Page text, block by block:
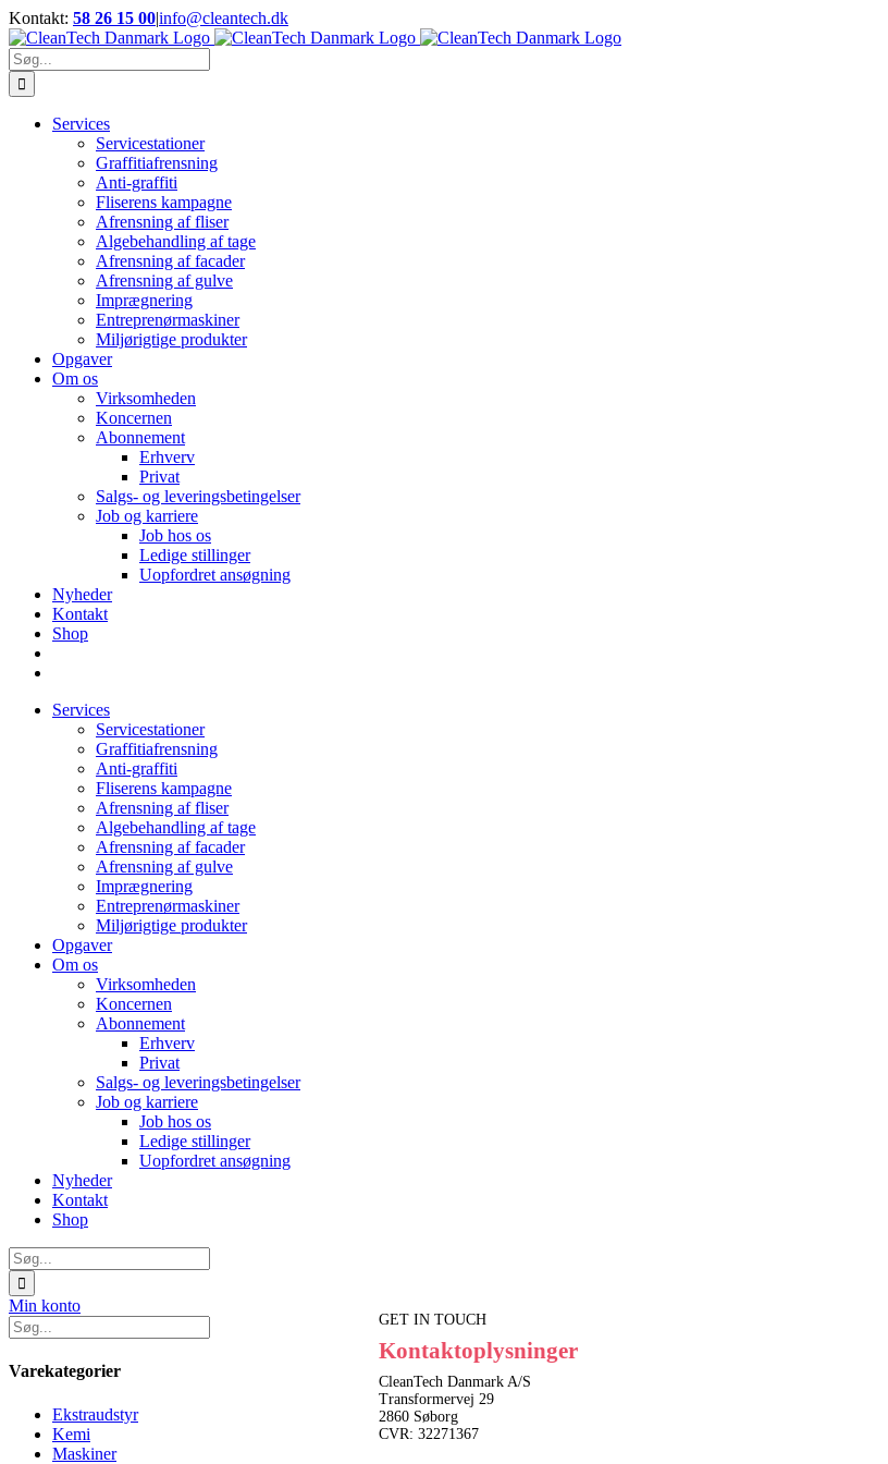
Skip
to
content
Kontakt: 58 26 15 00|info@cleantech.dk
Facebook
LinkedIn
YouTube
Søg
efter:
Services
Servicestationer
Graffitiafrensning
Anti-graffiti
Fliserens kampagne
Afrensning af fliser
Algebehandling af tage
Afrensning af facader
Afrensning af gulve
Imprægnering
Entreprenørmaskiner
Miljørigtige produkter
Opgaver
Om os
Virksomheden
Koncernen
Abonnement
Erhverv
Privat
Salgs- og leveringsbetingelser
Job og karriere
Job hos os
Ledige stillinger
Uopfordret ansøgning
Nyheder
Kontakt
Shop
Services
Servicestationer
Graffitiafrensning
Anti-graffiti
Fliserens kampagne
Afrensning af fliser
Algebehandling af tage
Afrensning af facader
Afrensning af gulve
Imprægnering
Entreprenørmaskiner
Miljørigtige produkter
Opgaver
Om os
Virksomheden
Koncernen
Abonnement
Erhverv
Privat
Salgs- og leveringsbetingelser
Job og karriere
Job hos os
Ledige stillinger
Uopfordret ansøgning
Nyheder
Kontakt
Shop
Søg
efter:
Min konto
Varekategorier
Ekstraudstyr
Kemi
Maskiner
GET IN TOUCH
Kontaktoplysninger
CleanTech Danmark A/S
Transformervej 29
2860 Søborg
CVR: 32271367